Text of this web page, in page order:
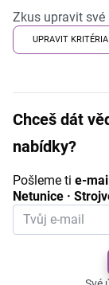
Zkus upravit své
UPRAVIT KRITÉRIA
Chceš dát
nabídky?
Pošleme ti e-
Netunice ·